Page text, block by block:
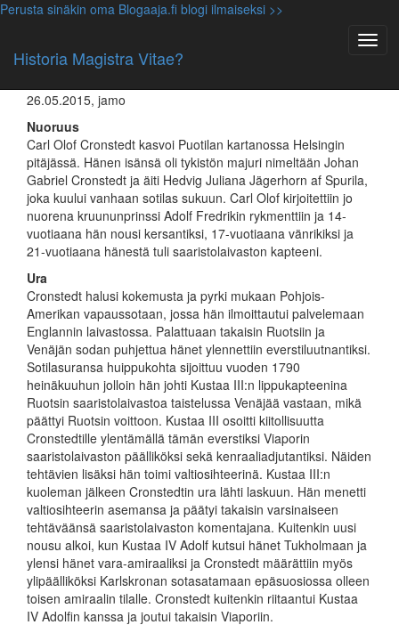
Perusta sinäkin oma Blogaaja.fi blogi ilmaiseksi >>
Historia Magistra Vitae?
Suomen historia ennen vuotta 1809 (HiS5)
Carl Olof Cronstedt (1756-1820) –
Sankari vai petturi?
26.05.2015, jamo
Nuoruus
Carl Olof Cronstedt kasvoi Puotilan kartanossa Helsingin
pitäjässä. Hänen isänsä oli tykistön majuri nimeltään Johan
Gabriel Cronstedt ja äiti Hedvig Juliana Jägerhorn af Spurila,
joka kuului vanhaan sotilas sukuun. Carl Olof kirjoitettiin jo
nuorena kruununprinssi Adolf Fredrikin rykmenttiin ja 14-
vuotiaana hän nousi kersantiksi, 17-vuotiaana vänrikiksi ja
21-vuotiaana hänestä tuli saaristolaivaston kapteeni.
Ura
Cronstedt halusi kokemusta ja pyrki mukaan Pohjois-
Amerikan vapaussotaan, jossa hän ilmoittautui palvelemaan
Englannin laivastossa. Palattuaan takaisin Ruotsiin ja
Venäjän sodan puhjettua hänet ylennettiin everstiluutnantiksi.
Sotilasuransa huippukohta sijoittuu vuoden 1790
heinäkuuhun jolloin hän johti Kustaa III:n lippukapteenina
Ruotsin saaristolaivastoa taistelussa Venäjää vastaan, mikä
päättyi Ruotsin voittoon. Kustaa III osoitti kiitollisuutta
Cronstedtille ylentämällä tämän everstiksi Viaporin
saaristolaivaston päälliköksi sekä kenraaliadjutantiksi. Näiden
tehtävien lisäksi hän toimi valtiosihteerinä. Kustaa III:n
kuoleman jälkeen Cronstedtin ura lähti laskuun. Hän menetti
valtiosihteerin asemansa ja päätyi takaisin varsinaiseen
tehtäväänsä saaristolaivaston komentajana. Kuitenkin uusi
nousu alkoi, kun Kustaa IV Adolf kutsui hänet Tukholmaan ja
ylensi hänet vara-amiraaliksi ja Cronstedt määrättiin myös
ylipäälliköksi Karlskronan sotasatamaan epäsuosiossa olleen
toisen amiraalin tilalle. Cronstedt kuitenkin riitaantui Kustaa
IV Adolfin kanssa ja joutui takaisin Viaporiin.